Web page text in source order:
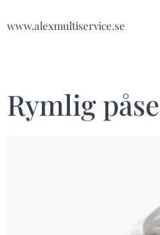
www.alexmultiservice.se
Rymlig påse